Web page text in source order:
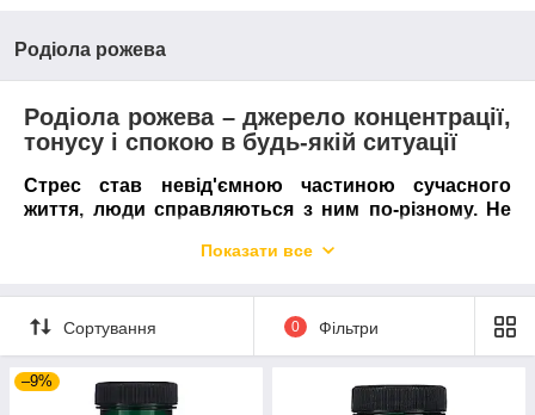
Родіола рожева
Родіола рожева – джерело концентрації,
тонусу і спокою в будь-якій ситуації
Стрес став невід'ємною частиною сучасного
життя, люди справляються з ним по-різному. Не
препарати, тоді на допомогу приходять
наших клієнтів.
Показати все
Сортування 0 Фільтри
–9%